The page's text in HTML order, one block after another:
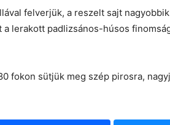
felverjük, a reszelt sajt
a lerakott padlizsános-húsos
fokon sütjük meg szép pirosra,